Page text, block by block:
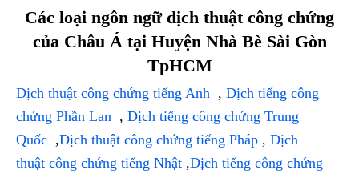
Các loại ngôn ngữ dịch thuật công chứng
của Châu Á tại Huyện Nhà Bè Sài Gòn
TpHCM
Dịch thuật công chứng tiếng Anh , Dịch tiếng công
chứng Phần Lan , Dịch tiếng công chứng Trung
Quốc ,Dịch thuật công chứng tiếng Pháp , Dịch
thuật công chứng tiếng Nhật ,Dịch tiếng công chứng